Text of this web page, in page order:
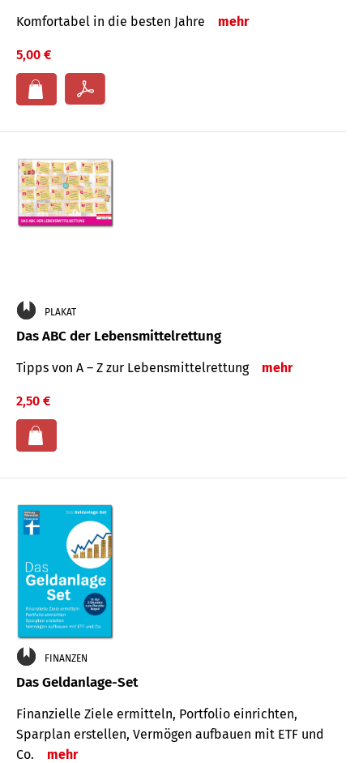
Komfortabel in die besten Jahre mehr
5,00 €
PLAKAT
Das ABC der Lebensmittelrettung
Tipps von A – Z zur Lebensmittelrettung mehr
2,50 €
FINANZEN
Das Geldanlage-Set
Finanzielle Ziele ermitteln, Portfolio einrichten,
Sparplan erstellen, Vermögen aufbauen mit ETF und
Co.
mehr